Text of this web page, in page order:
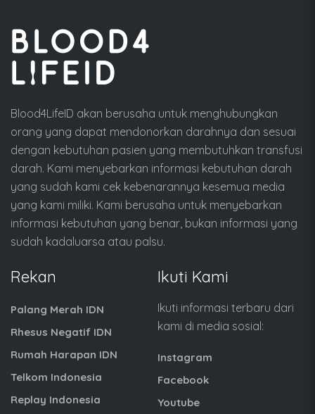
Blood4LifeID akan berusaha untuk menghubungkan
orang yang dapat mendonorkan darahnya dan sesuai
dengan kebutuhan pasien yang membutuhkan transfusi
darah. Kami menyebarkan informasi kebutuhan darah
yang sudah kami cek kebenarannya kesemua media
yang kami miliki. Kami berusaha untuk menyebarkan
informasi kebutuhan yang benar, bukan informasi yang
sudah kadaluarsa atau palsu.
Rekan
Palang Merah IDN
Rhesus Negatif IDN
Rumah Harapan IDN
Telkom Indonesia
Replay Indonesia
Ikuti Kami
Ikuti informasi terbaru dari
kami di media sosial:
Instagram
Facebook
Youtube